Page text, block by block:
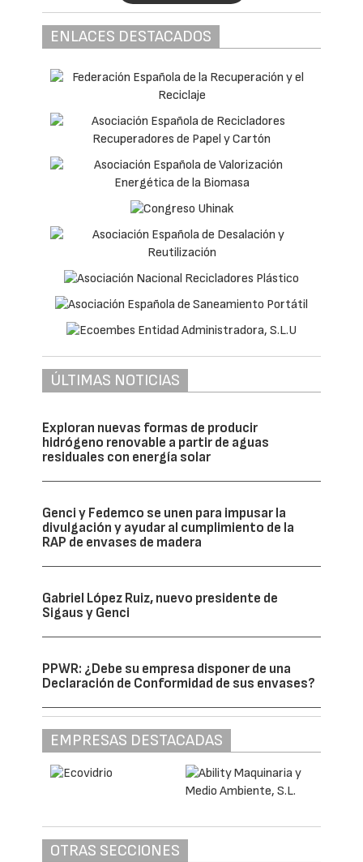
ENLACES DESTACADOS
ÚLTIMAS NOTICIAS
Exploran nuevas formas de producir
hidrógeno renovable a partir de aguas
residuales con energía solar
Genci y Fedemco se unen para impusar la
divulgación y ayudar al cumplimiento de la
RAP de envases de madera
Gabriel López Ruiz, nuevo presidente de
Sigaus y Genci
PPWR: ¿Debe su empresa disponer de una
Declaración de Conformidad de sus envases?
EMPRESAS DESTACADAS
OTRAS SECCIONES